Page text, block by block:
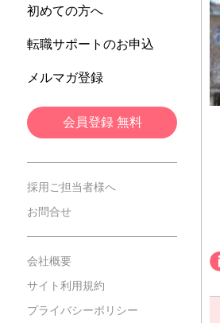
初めての方へ
転職サポートのお申込
メルマガ登録
会員登録 無料
採用ご担当者様へ
お問合せ
会社概要
サイト利用規約
プライバシーポリシー